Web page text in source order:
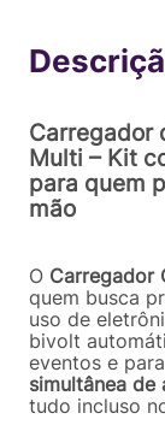
R$149,90
49
Carregador
Multi – Kit
para quem
mão
O Carregador
quem busca
uso de
bivolt
eventos e
simultânea de
tudo incluso